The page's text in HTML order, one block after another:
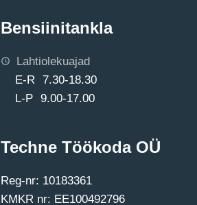
Bensiinitankla
Lahtiolekuajad
E-R 7.30-18.30
L-P 9.00-17.00
Techne Töökoda OÜ
Reg-nr: 10183361
KMKR nr: EE100492796